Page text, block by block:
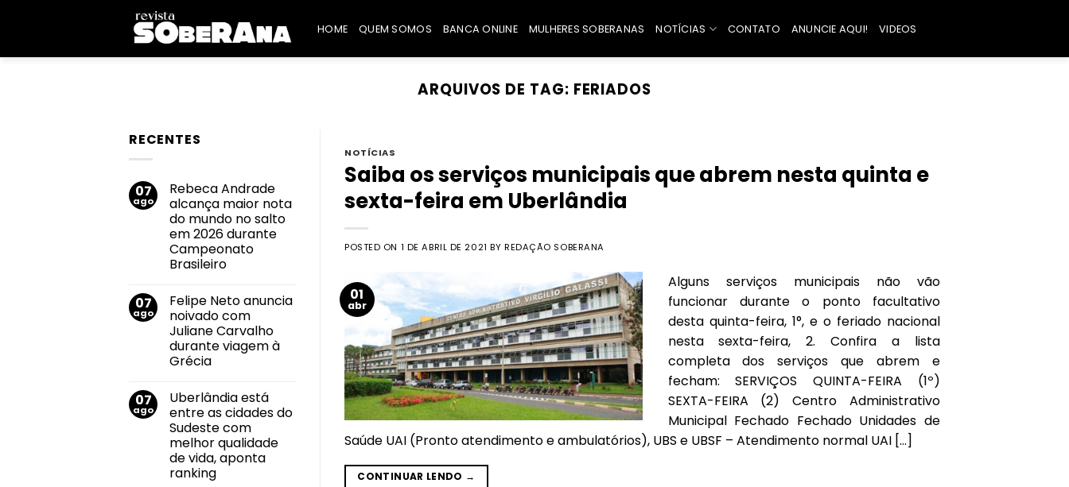
HOME QUEM SOMOS BANCA ONLINE MULHERES SOBERANAS NOTÍCIAS CONTATO ANUNCIE AQUI! VIDEOS
ARQUIVOS DE TAG: FERIADOS
RECENTES
07
ago
Rebeca Andrade
alcança maior nota
do mundo no salto
em 2026 durante
Campeonato
Brasileiro
em
Rebeca
Andrade
alcança
maior
nota
do
salto
em
2026
durante
Campeonato
Brasileiro
07
ago
Felipe Neto anuncia
noivado com
Juliane Carvalho
durante viagem à
Grécia
em
Felipe
Neto
anuncia
noivado
com
Juliane
Carvalho
durante
07
ago
Uberlândia está
entre as cidades do
Sudeste com
melhor qualidade
de vida, aponta
ranking
NOTÍCIAS
Saiba os serviços municipais que abrem nesta quinta e
sexta-feira em Uberlândia
POSTED ON 1 DE ABRIL DE 2021 BY REDAÇÃO SOBERANA
01
abr
Alguns serviços municipais não vão
funcionar durante o ponto facultativo
desta quinta-feira, 1°, e o feriado nacional
nesta sexta-feira, 2. Confira a lista
completa dos serviços que abrem e
fecham: SERVIÇOS QUINTA-FEIRA (1º)
SEXTA-FEIRA (2) Centro Administrativo
Municipal Fechado Fechado Unidades de
Saúde UAI (Pronto atendimento e ambulatórios), UBS e UBSF – Atendimento normal UAI […]
CONTINUAR LENDO →